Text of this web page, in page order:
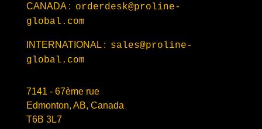
CANADA : orderdesk@proline-
global.com
INTERNATIONAL : sales@proline-
global.com
7141 - 67ème rue
Edmonton, AB, Canada
T6B 3L7